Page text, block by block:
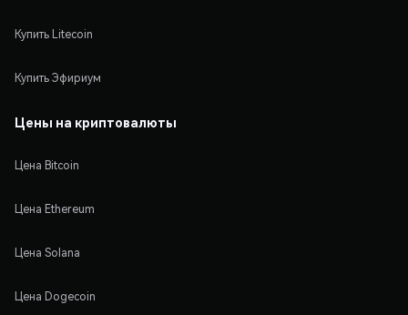
Купить Litecoin
Купить Эфириум
Цены на криптовалюты
Цена Bitcoin
Цена Ethereum
Цена Solana
Цена Dogecoin